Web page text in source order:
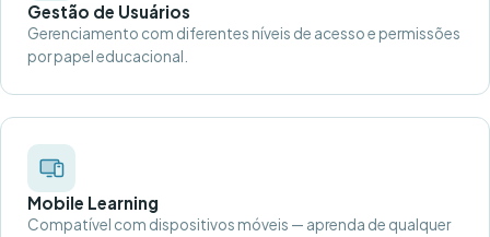
Gestão de Usuários
Gerenciamento com diferentes níveis de acesso e permissões
por papel educacional.
Mobile Learning
Compatível com dispositivos móveis — aprenda de qualquer